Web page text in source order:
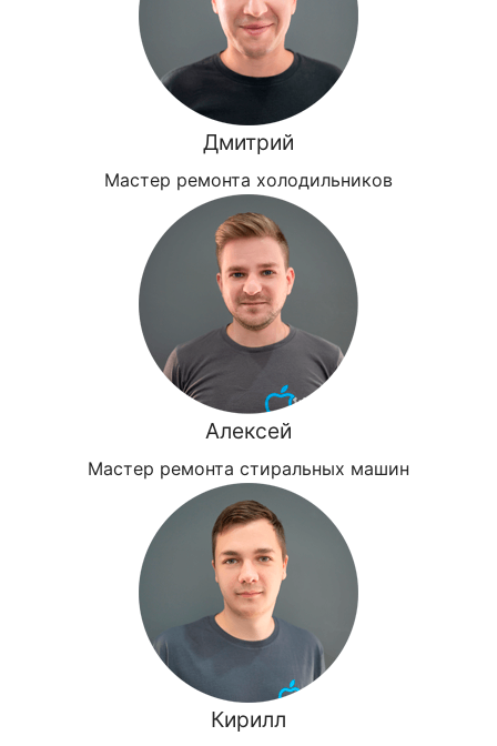
Дмитрий
Мастер ремонта холодильников
Алексей
Мастер ремонта стиральных машин
Кирилл